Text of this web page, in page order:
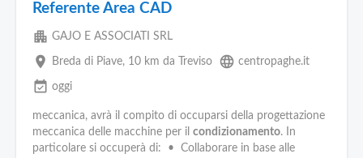
Referente Area CAD
apartment GAJO E ASSOCIATI SRL
place Breda di Piave, 10 km da Treviso language centropaghe.it
event_available oggi
meccanica, avrà il compito di occuparsi della progettazione
meccanica delle macchine per il condizionamento. In
particolare si occuperà di: • Collaborare in base alle